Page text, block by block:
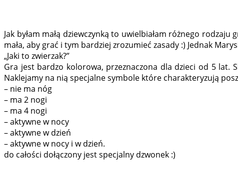
Jak byłam małą dziewczynką to uwielbiałam różnego
mała, aby grać i tym bardziej zrozumieć zasady :) Jednak
„Jaki to zwierzak?”
Gra jest bardzo kolorowa, przeznaczona dla dzieci od 5 lat.
Naklejamy na nią specjalne symbole które charakteryzują
– nie ma nóg
– ma 2 nogi
– ma 4 nogi
– aktywne w nocy
– aktywne w dzień
– aktywne w nocy i w dzień.
do całości dołączony jest specjalny dzwonek :)